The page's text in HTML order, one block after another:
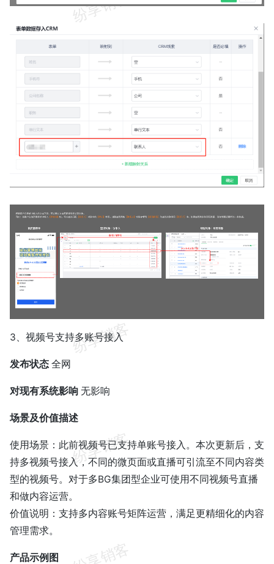
3、视频号支持多账号接入
发布状态 全网
对现有系统影响 无影响
场景及价值描述
使用场景：此前视频号已支持单账号接入。本次更新后，支
持多视频号接入，不同的微页面或直播可引流至不同内容类
型的视频号。对于多BG集团型企业可使用不同视频号直播
和做内容运营。
价值说明：支持多内容账号矩阵运营，满足更精细化的内容
管理需求。
产品示例图